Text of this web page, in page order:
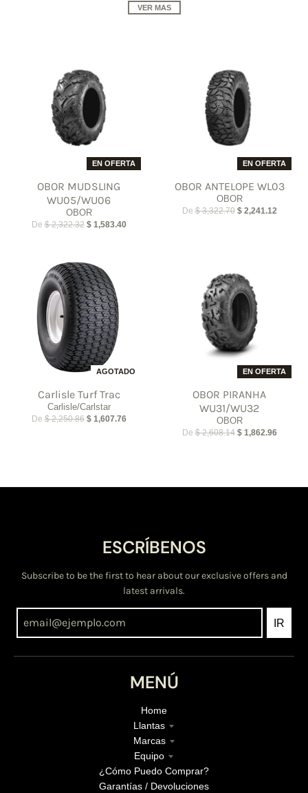
VER MAS
EN OFERTA
OBOR MUDSLING
WU05/WU06
OBOR
De $ 2,322.32 $ 1,583.40
EN OFERTA
OBOR ANTELOPE WL03
OBOR
De $ 3,322.70 $ 2,241.12
AGOTADO
Carlisle Turf Trac
Carlisle/Carlstar
De $ 2,250.86 $ 1,607.76
EN OFERTA
OBOR PIRANHA
WU31/WU32
OBOR
De $ 2,608.14 $ 1,862.96
ESCRÍBENOS
Subscribe to be the first to hear about our exclusive offers and
latest arrivals.
IR
MENÚ
Home
Llantas
Marcas
Equipo
¿Cómo Puedo Comprar?
Garantías / Devoluciones